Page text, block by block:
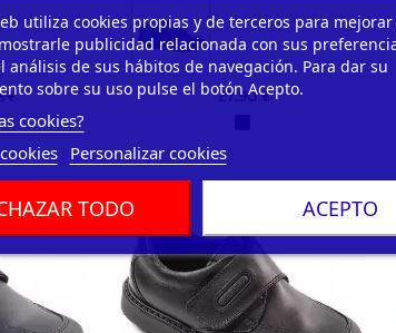
utiliza cookies propias y de terceros para
publicidad relacionada con sus
análisis de sus hábitos de navegación. Para dar su
sobre su uso pulse el botón Acepto.
cookies?
Personalizar cookies
TODO ACEPTO
€ 27,90 €